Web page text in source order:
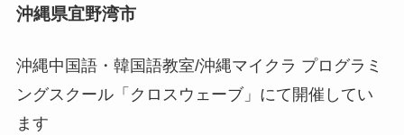
沖縄県宜野湾市
沖縄中国語・韓国語教室/沖縄マイクラ プログラミ
ングスクール「クロスウェーブ」にて開催してい
ます